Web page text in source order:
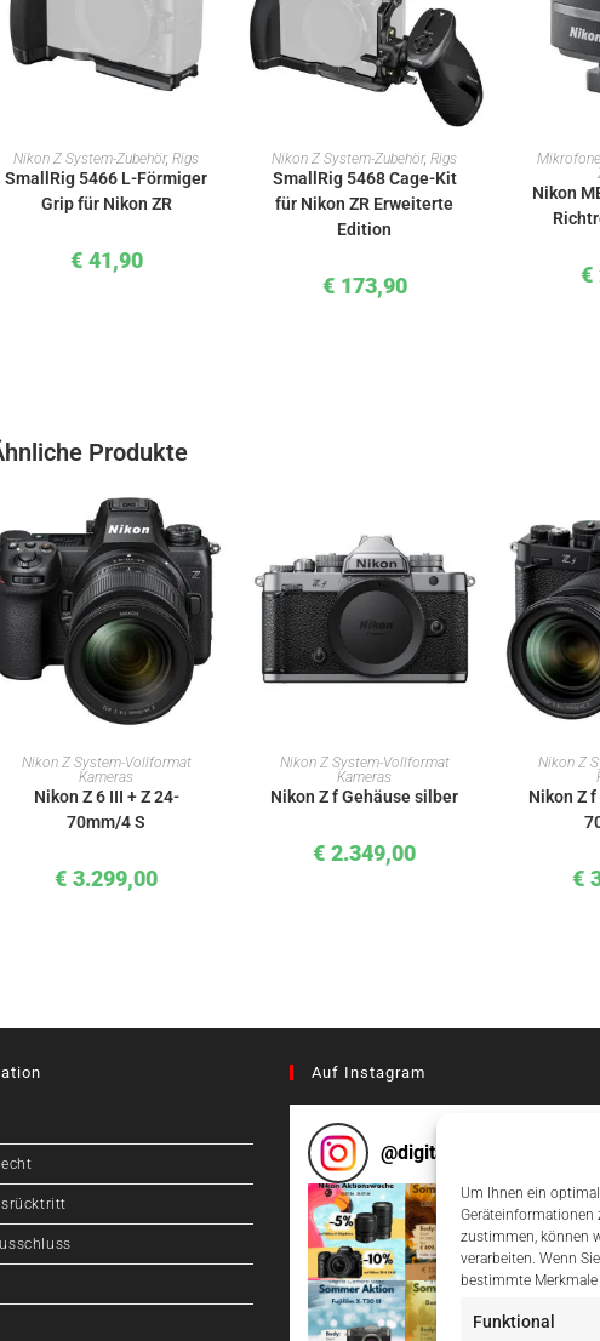
Um Ihnen ein
Geräteinformationen
zustimmen, können
verarbeiten. Wenn
bestimmte
Funktional
IN DEN WARENKORB
Nikon Z System-Zubehör,Rigs
SmallRig 5466 L-Förmiger
Grip für Nikon ZR
€ 41,90
IN DEN WARENKORB
Nikon Z System-Zubehör,Rigs
SmallRig 5468 Cage-Kit
für Nikon ZR Erweiterte
Edition
€ 173,90
IN DEN
Mikrofone
Nikon
€
Produkte
IN DEN WARENKORB
Nikon Z System-Vollformat
Kameras
Nikon Z 6 III + Z 24-
70mm/4 S
€ 3.299,00
IN DEN WARENKORB
Nikon Z System-Vollformat
Kameras
Nikon Z f Gehäuse silber
€ 2.349,00
IN
Nikon Z
Nikon Z
€
Auf Instagram
@digitalcameragraz